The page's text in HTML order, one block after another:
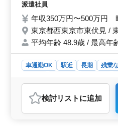
・長期勤務可
重視☆50代以上
お待ちしてお
派遣社員
年収350万円〜500万円
東京都西東京市東伏見 /
平均年齢 48.9歳 / 最高年
車通勤OK 駅近 長期 残業
おすすめポイント
＜即戦力歓迎＞ VW車の自動
代以上の経験豊富な方歓迎。
境で、エンジンや電気系統の
検討リスト に追加